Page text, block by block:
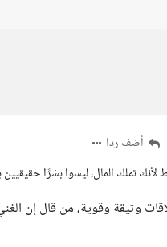
أضف ردا
تملك المال، ليسوا بشرًا حقيقيين
وثيقة وقوية، من قال إن